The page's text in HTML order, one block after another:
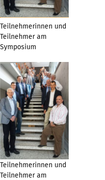
Teilnehmerinnen und
Teilnehmer am
Symposium
Teilnehmerinnen und
Teilnehmer am